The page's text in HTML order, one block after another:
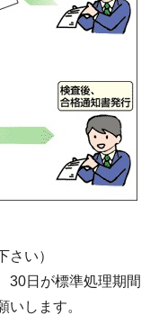
さい）
30日が標準処理期間
いします。